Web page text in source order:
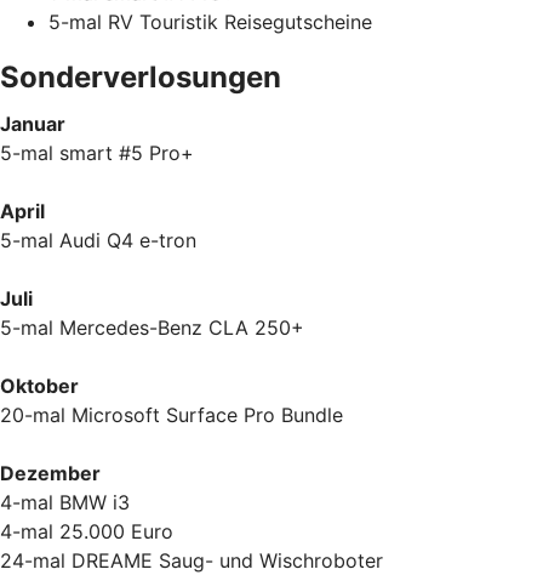
5-mal RV Touristik Reisegutscheine
Sonderverlosungen
Januar
5-mal smart #5 Pro+
April
5-mal Audi Q4 e-tron
Juli
5-mal Mercedes-Benz CLA 250+
Oktober
20-mal Microsoft Surface Pro Bundle
Dezember
4-mal BMW i3
4-mal 25.000 Euro
24-mal DREAME Saug- und Wischroboter